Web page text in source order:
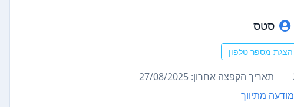
סטס
הצגת מספר טלפון
תאריך הקפצה אחרון: 27/08/2025
מודעה מתיווך